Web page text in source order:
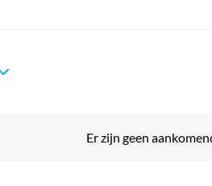
Er zijn geen